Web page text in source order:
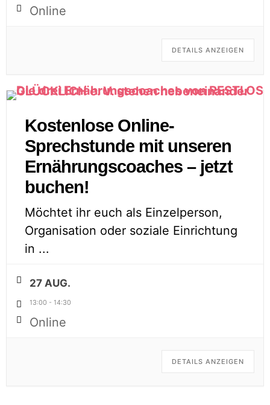
Online
DETAILS ANZEIGEN
Kostenlose Online-
Sprechstunde mit unseren
Ernährungscoaches – jetzt
buchen!
Möchtet ihr euch als Einzelperson,
Organisation oder soziale Einrichtung
in ...
27 AUG.
13:00 - 14:30
Online
DETAILS ANZEIGEN